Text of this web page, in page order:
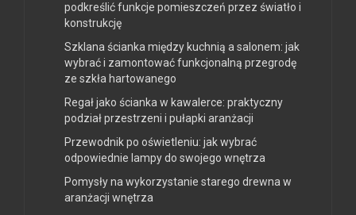
podkreślić funkcje pomieszczeń przez światło i
konstrukcję
Szklana ścianka między kuchnią a salonem: jak
wybrać i zamontować funkcjonalną przegrodę
ze szkła hartowanego
Regał jako ścianka w kawalerce: praktyczny
podział przestrzeni i pułapki aranżacji
Przewodnik po oświetleniu: jak wybrać
odpowiednie lampy do swojego wnętrza
Pomysły na wykorzystanie starego drewna w
aranżacji wnętrza